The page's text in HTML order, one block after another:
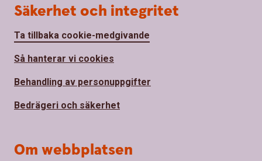
Säkerhet och integritet
Ta tillbaka cookie-medgivande
Så hanterar vi cookies
Behandling av personuppgifter
Bedrägeri och säkerhet
Om webbplatsen